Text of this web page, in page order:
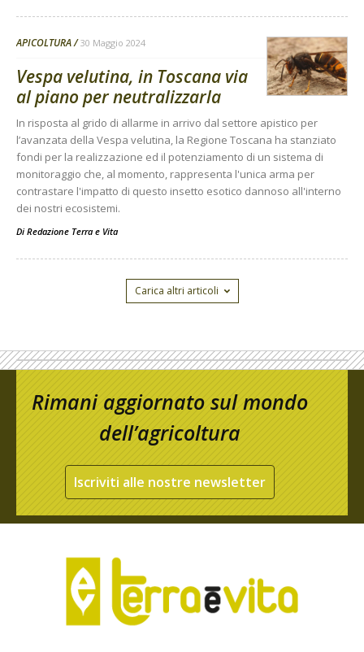
APICOLTURA 30 Maggio 2024
Vespa velutina, in Toscana via
al piano per neutralizzarla
In risposta al grido di allarme in arrivo dal settore apistico per
l’avanzata della Vespa velutina, la Regione Toscana ha stanziato
fondi per la realizzazione ed il potenziamento di un sistema di
monitoraggio che, al momento, rappresenta l'unica arma per
contrastare l'impatto di questo insetto esotico dannoso all'interno
dei nostri ecosistemi.
Di Redazione Terra e Vita
Carica altri articoli
Rimani aggiornato sul mondo
dell’agricoltura
Iscriviti alle nostre newsletter